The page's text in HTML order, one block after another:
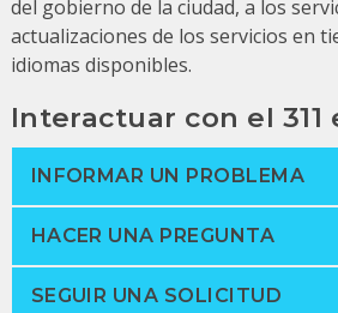
del gobierno de la ciudad, a los
actualizaciones de los servicios en
idiomas disponibles.
Interactuar con el 311
INFORMAR UN PROBLEMA
HACER UNA PREGUNTA
SEGUIR UNA SOLICITUD